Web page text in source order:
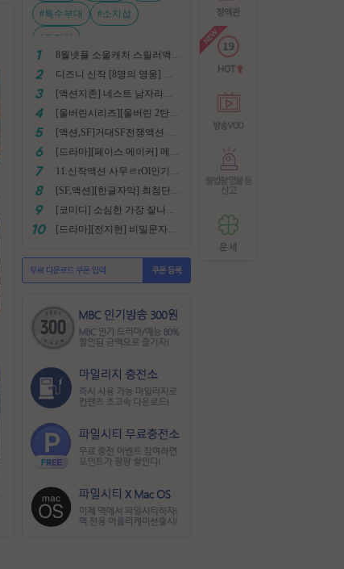
#특수부대 #소지섭
#전지현
[울버린시리즈][울버린 2탄] 더 울버린 확장판 완벽자막
[SF,액션][한글자막] 최첨단 미래특수부대 초대박 안봄후회함~ 진짜잼있어요 스샷 꼭보세요 1080